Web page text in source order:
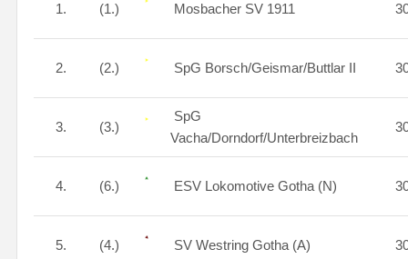
1. (1.) Mosbacher SV 1911
2. (2.) SpG Borsch/Geismar/Buttlar II
3. (3.)
SpG
Vacha/Dorndorf/Unterbreizbach
4. (6.) ESV Lokomotive Gotha (N)
5. (4.) SV Westring Gotha (A)